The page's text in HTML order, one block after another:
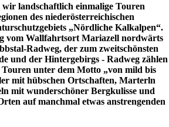
wir landschaftlich einmalige Touren
des niederösterreichischen
„Nördliche Kalkalpen“.
vom Wallfahrtsort Mariazell nordwärts
Radweg, der zum zweitschönsten
und der Hintergebirgs - Radweg zählen
Touren unter dem Motto „von mild bis
mit hübschen Ortschaften, Marterln
mit wunderschöner Bergkulisse und
auf manchmal etwas anstrengenden